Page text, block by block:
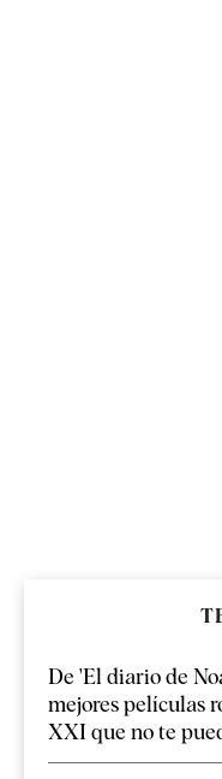
De 'El diario de
mejores películas
XXI que no te